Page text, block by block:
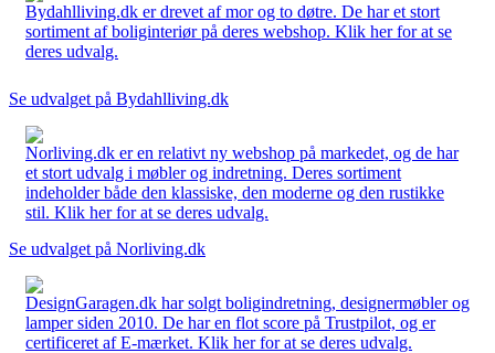
Bydahlliving.dk er drevet af mor og to døtre. De har et stort
sortiment af boliginteriør på deres webshop. Klik her for at se
deres udvalg.
Se udvalget på Bydahlliving.dk
Norliving.dk er en relativt ny webshop på markedet, og de har
et stort udvalg i møbler og indretning. Deres sortiment
indeholder både den klassiske, den moderne og den rustikke
stil. Klik her for at se deres udvalg.
Se udvalget på Norliving.dk
DesignGaragen.dk har solgt boligindretning, designermøbler og
lamper siden 2010. De har en flot score på Trustpilot, og er
certificeret af E-mærket. Klik her for at se deres udvalg.